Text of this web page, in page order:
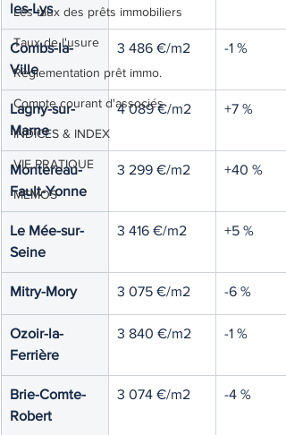
Les taux des prêts immobiliers
Taux de l'usure
Règlementation prêt immo.
Compte courant d'associés
INDICES & INDEX
VIE PRATIQUE
MEMOS
les-Lys
Combs-la-
Ville
3 486 €/m2 -1 %
Lagny-sur-
Marne
4 089 €/m2 +7 %
Montereau-
Fault-Yonne
3 299 €/m2 +40 %
Le Mée-sur-
Seine
3 416 €/m2 +5 %
Mitry-Mory 3 075 €/m2 -6 %
Ozoir-la-
Ferrière
3 840 €/m2 -1 %
Brie-Comte-
Robert
3 074 €/m2 -4 %